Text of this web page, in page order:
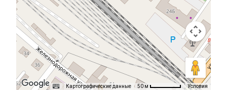
Картографические данные 50 м Условия